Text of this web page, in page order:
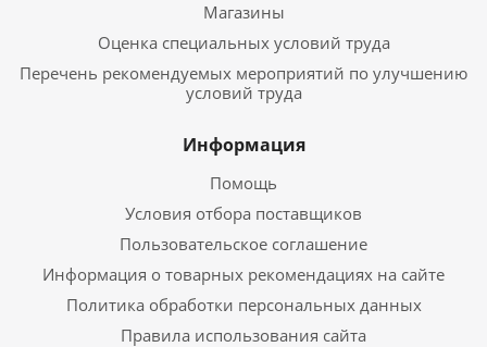
Магазины
Оценка специальных условий труда
Перечень рекомендуемых мероприятий по улучшению
условий труда
Информация
Помощь
Условия отбора поставщиков
Пользовательское соглашение
Информация о товарных рекомендациях на сайте
Политика обработки персональных данных
Правила использования сайта